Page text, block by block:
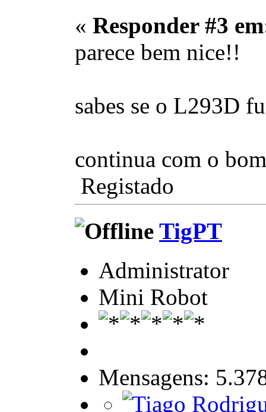
« Responder #3
parece bem nice!!
sabes se o L293D
continua com o
Registado
TigPT
Administrator
Mini Robot
Mensagens: